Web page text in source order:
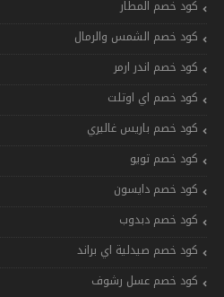
كود خصم المطار
كود خصم الشمس والرمال
كود خصم اندر ارمر
كود خصم اي اوتلت
كود خصم باريس غاليري
كود خصم تويو
كود خصم دايسون
كود خصم دبدوب
كود خصم صيدلية اي براند
كود خصم عسل رشوف